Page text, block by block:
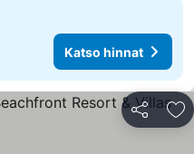
Katso hinnat
Jaa